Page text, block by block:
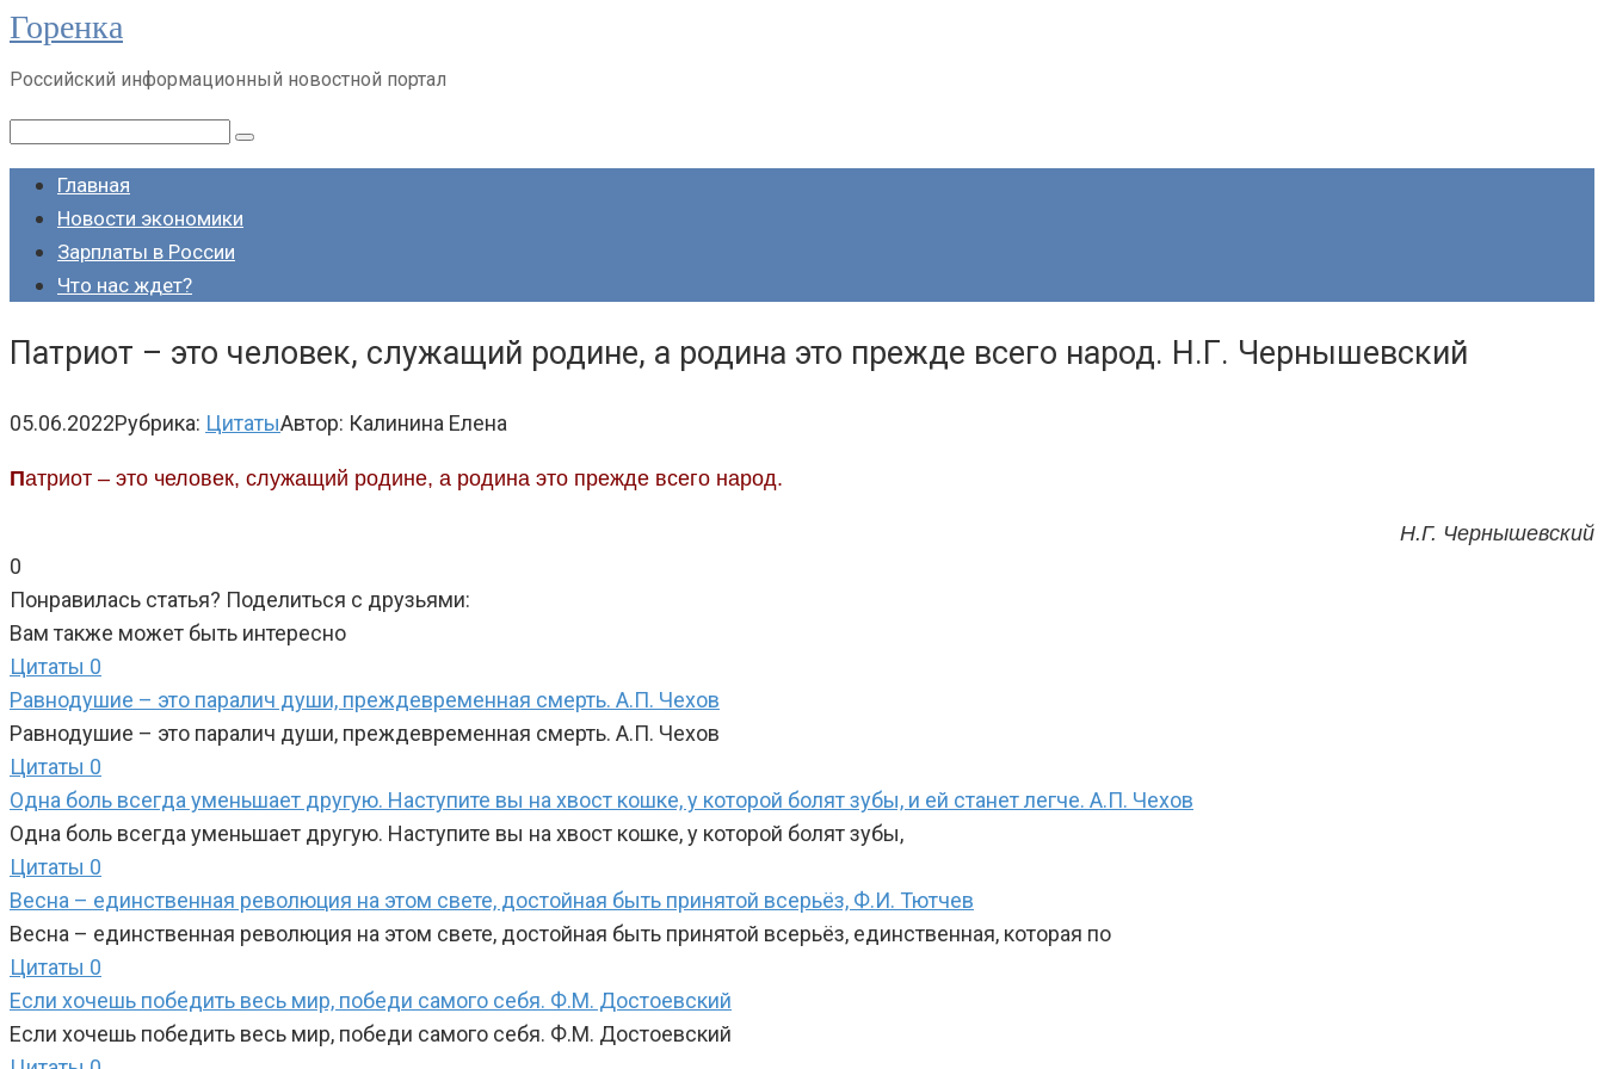
Перейти
контенту
Горенка
Российский информационный новостной портал
Поиск:
Главная
Новости экономики
Зарплаты в России
Что нас ждет?
Патриот – это человек, служащий родине, а родина это прежде всего народ. Н.Г. Чернышевский
05.06.2022Рубрика: ЦитатыАвтор: Калинина Елена
Патриот – это человек, служащий родине, а родина это прежде всего народ.
Н.Г. Чернышевский
0
Понравилась статья? Поделиться с друзьями:
Вам также может быть интересно
Цитаты 0
Равнодушие – это паралич души, преждевременная смерть. А.П. Чехов
Равнодушие – это паралич души, преждевременная смерть. А.П. Чехов
Цитаты 0
Одна боль всегда уменьшает другую. Наступите вы на хвост кошке, у которой болят зубы, и ей станет легче. А.П. Чехов
Одна боль всегда уменьшает другую. Наступите вы на хвост кошке, у которой болят зубы,
Цитаты 0
Весна – единственная революция на этом свете, достойная быть принятой всерьёз, Ф.И. Тютчев
Весна – единственная революция на этом свете, достойная быть принятой всерьёз, единственная, которая по
Цитаты 0
Если хочешь победить весь мир, победи самого себя. Ф.М. Достоевский
Если хочешь победить весь мир, победи самого себя. Ф.М. Достоевский